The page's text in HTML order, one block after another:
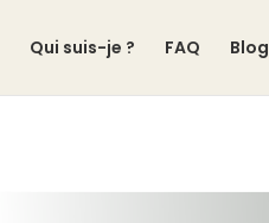
Qui suis-je ? FAQ Blog